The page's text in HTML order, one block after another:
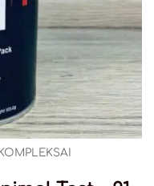
KOMPLEKSAI